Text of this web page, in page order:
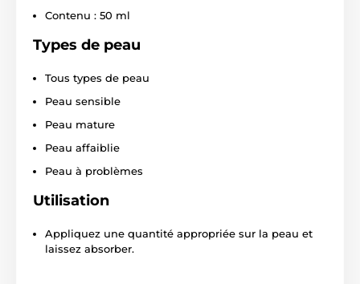
Contenu : 50 ml
Types de peau
Tous types de peau
Peau sensible
Peau mature
Peau affaiblie
Peau à problèmes
Utilisation
Appliquez une quantité appropriée sur la peau et
laissez absorber.